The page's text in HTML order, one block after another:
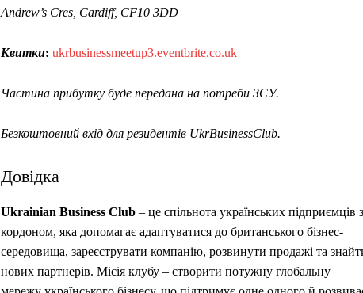
Andrew’s Cres, Cardiff, CF10 3DD
Квитки: ukrbusinessmeetup3.eventbrite.co.uk
Частина прибутку буде передана на потреби ЗСУ.
Безкоштовний вхід для резидентів UkrBusinessClub.
Довідка
Ukrainian Business Club – це спільнота українських підприємців
кордоном, яка допомагає адаптуватися до британського бізнес-
середовища, зареєструвати компанію, розвинути продажі та
нових партнерів. Місія клубу – створити потужну глобальну